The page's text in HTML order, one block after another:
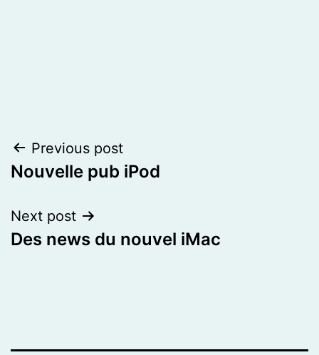
Post
navigation
Previous post
Nouvelle pub iPod
Next post
Des news du nouvel iMac